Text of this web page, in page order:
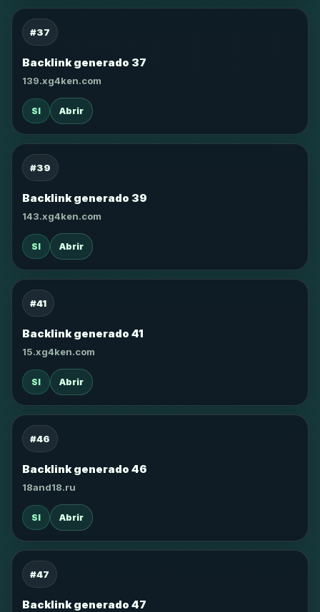
#37
Backlink generado 37
139.xg4ken.com
SI Abrir
#39
Backlink generado 39
143.xg4ken.com
SI Abrir
#41
Backlink generado 41
15.xg4ken.com
SI Abrir
#46
Backlink generado 46
18and18.ru
SI Abrir
#47
Backlink generado 47